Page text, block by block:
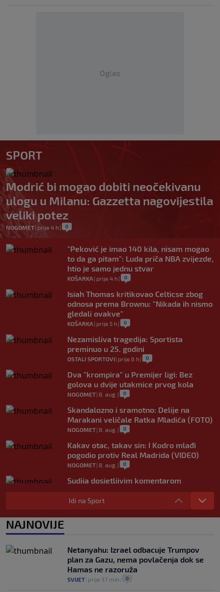
Oglas
SPORT
Modrić bi mogao dobiti neočekivanu
ulogu u Milanu: Gazzetta nagovijestila
veliki potez
NOGOMET| prije 4 h | 0
"Peković je imao 140 kila, nisam mogao
to da ga pitam": Luda priča NBA zvijezde,
htio je samo jednu stvar
KOŠARKA | prije 4 h | 0
Isiah Thomas kritikovao Celticse zbog
odnosa prema Brownu: "Nikada ih nismo
gledali ovakve"
KOŠARKA | prije 5 h | 0
Nezamisliva tragedija: Sportista
preminuo u 25. godini
OSTALI SPORTOVI| prije 6 h | 0
Dva "krompira" u Premijer ligi: Bez
golova u dvije utakmice prvog kola
NOGOMET| 8. aug. | 0
Skandalozno i sramotno: Delije na
Marakani veličale Ratka Mladića (FOTO)
NOGOMET| 8. aug. | 0
Kakav otac, takav sin: I Kodro mlađi
pogodio protiv Real Madrida (VIDEO)
NOGOMET| 8. aug. | 0
Sudija dosjetljivim komentarom
nasmijao publiku nakon žalbe tenisera
(VIDEO)
Idi na Sport
NAJNOVIJE
Netanyahu: Izrael odbacuje Trumpov
plan za Gazu, nema povlačenja dok se
Hamas ne razoruža
SVIJET prije 37 min 0